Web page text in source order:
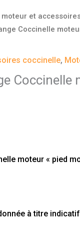
moteur et
Coccinelle
coccinelle,
Coccinelle
moteur « pied
à titre indicatif